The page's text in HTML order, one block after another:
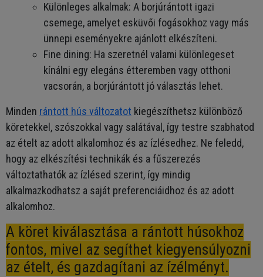
Különleges alkalmak: A borjúrántott igazi
csemege, amelyet esküvői fogásokhoz vagy más
ünnepi eseményekre ajánlott elkészíteni.
Fine dining: Ha szeretnél valami különlegeset
kínálni egy elegáns étteremben vagy otthoni
vacsorán, a borjúrántott jó választás lehet.
Minden rántott hús változatot kiegészíthetsz különböző
köretekkel, szószokkal vagy salátával, így testre szabhatod
az ételt az adott alkalomhoz és az ízlésedhez. Ne feledd,
hogy az elkészítési technikák és a fűszerezés
változtathatók az ízlésed szerint, így mindig
alkalmazkodhatsz a saját preferenciáidhoz és az adott
alkalomhoz.
A köret kiválasztása a rántott húsokhoz
fontos, mivel az segíthet kiegyensúlyozni
az ételt, és gazdagítani az ízélményt.